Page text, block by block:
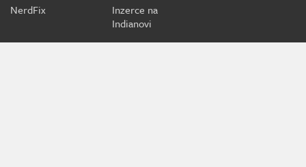
NerdFix
Inzerce na
Indianovi